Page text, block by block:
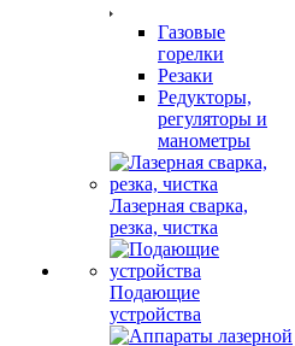
Газовые
горелки
Резаки
Редукторы,
регуляторы и
манометры
Лазерная сварка,
резка, чистка
Подающие
устройства